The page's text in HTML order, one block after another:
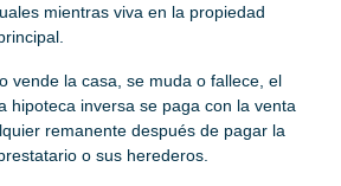
mientras viva en la propiedad
vende la casa, se muda o fallece, el
hipoteca inversa se paga con la venta
remanente después de pagar la
o sus herederos.